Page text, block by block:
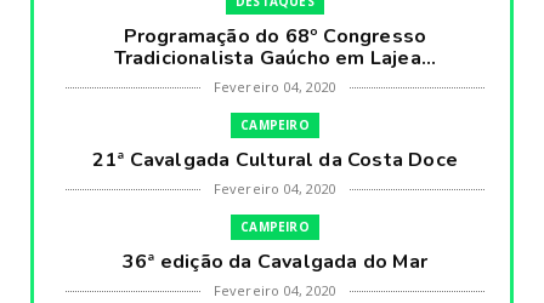
Programação do 68º Congresso
Tradicionalista Gaúcho em Lajea...
Fevereiro 04, 2020
CAMPEIRO
21ª Cavalgada Cultural da Costa Doce
Fevereiro 04, 2020
CAMPEIRO
36ª edição da Cavalgada do Mar
Fevereiro 04, 2020